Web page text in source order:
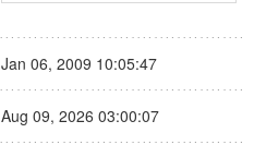
Jan 06, 2009 10:05:47
Aug 09, 2026 03:00:07